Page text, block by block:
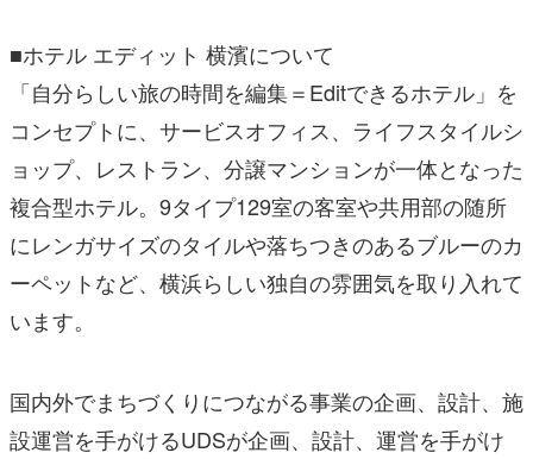
■ホテル エディット 横濱について
「自分らしい旅の時間を編集＝Editできるホテル」を
コンセプトに、サービスオフィス、ライフスタイルシ
ョップ、レストラン、分譲マンションが一体となった
複合型ホテル。9タイプ129室の客室や共用部の随所
にレンガサイズのタイルや落ちつきのあるブルーのカ
ーペットなど、横浜らしい独自の雰囲気を取り入れて
います。
国内外でまちづくりにつながる事業の企画、設計、施
設運営を手がけるUDSが企画、設計、運営を手がけ